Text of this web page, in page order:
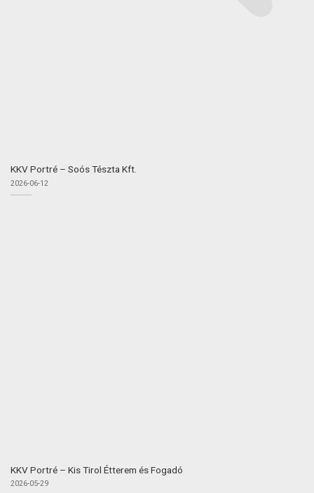
KKV Portré – Soós Tészta Kft.
2026-06-12
KKV Portré – Kis Tirol Étterem és Fogadó
2026-05-29